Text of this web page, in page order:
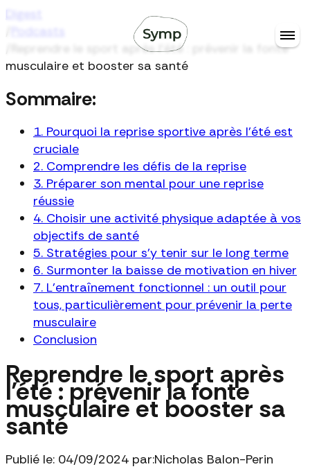
Digest
Podcasts
Reprendre le sport après l’été : prévenir la fonte
musculaire et booster sa santé
Sommaire:
1. Pourquoi la reprise sportive après l'été est
cruciale
2. Comprendre les défis de la reprise
3. Préparer son mental pour une reprise
réussie
4. Choisir une activité physique adaptée à vos
objectifs de santé
5. Stratégies pour s’y tenir sur le long terme
6. Surmonter la baisse de motivation en hiver
7. L’entraînement fonctionnel : un outil pour
tous, particulièrement pour prévenir la perte
musculaire
Conclusion
Reprendre le sport après
l’été : prévenir la fonte
musculaire et booster sa
santé
Publié le: 04/09/2024 par:Nicholas Balon-Perin